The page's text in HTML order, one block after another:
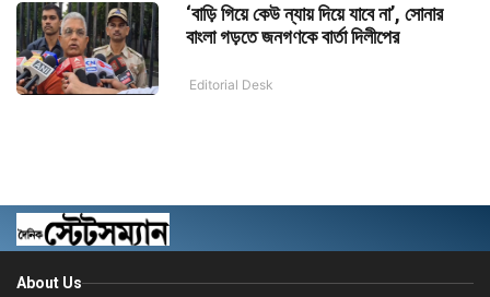
‘বাড়ি গিয়ে কেউ ন্যায় দিয়ে যাবে না’, সোনার
বাংলা গড়তে জনগণকে বার্তা দিলীপের
Editorial Desk
About Us